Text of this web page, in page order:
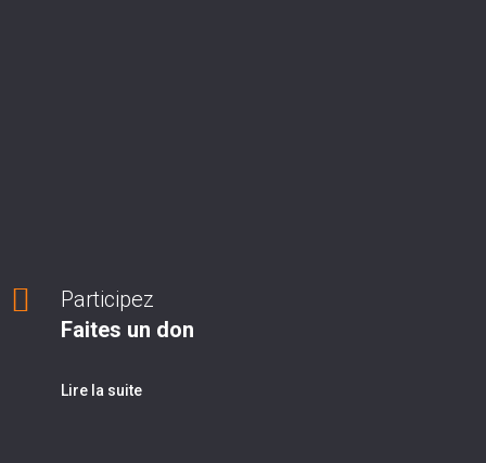
Participez
Faites un don
Lire la suite